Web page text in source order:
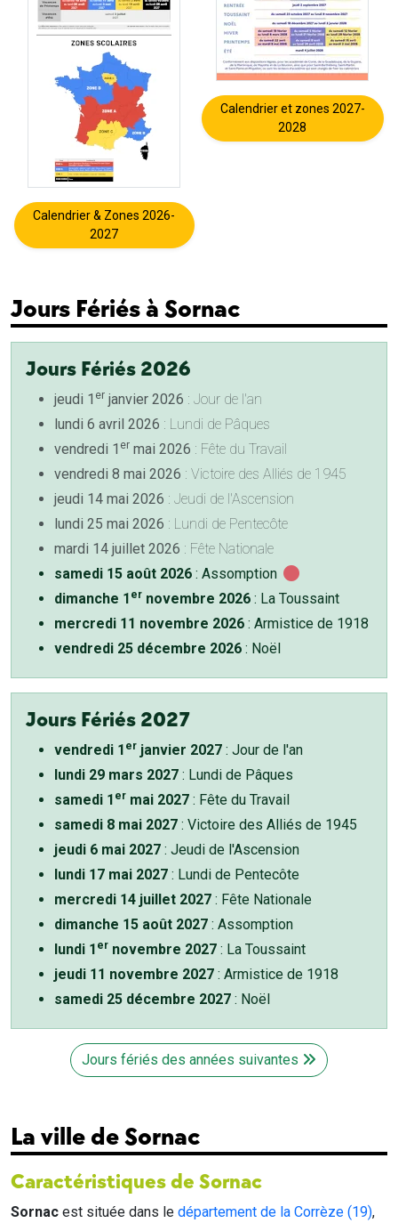
Calendrier & Zones 2026-
2027
Calendrier et zones 2027-
2028
Jours Fériés à Sornac
Jours Fériés 2026
jeudi 1 er janvier 2026 : Jour de l'an
lundi 6 avril 2026 : Lundi de Pâques
vendredi 1 er mai 2026 : Fête du Travail
vendredi 8 mai 2026 : Victoire des Alliés de 1945
jeudi 14 mai 2026 : Jeudi de l'Ascension
lundi 25 mai 2026 : Lundi de Pentecôte
mardi 14 juillet 2026 : Fête Nationale
samedi 15 août 2026 : Assomption
dimanche 1 er novembre 2026 : La Toussaint
mercredi 11 novembre 2026 : Armistice de 1918
vendredi 25 décembre 2026 : Noël
Jours Fériés 2027
vendredi 1 er janvier 2027 : Jour de l'an
lundi 29 mars 2027 : Lundi de Pâques
samedi 1 er mai 2027 : Fête du Travail
samedi 8 mai 2027 : Victoire des Alliés de 1945
jeudi 6 mai 2027 : Jeudi de l'Ascension
lundi 17 mai 2027 : Lundi de Pentecôte
mercredi 14 juillet 2027 : Fête Nationale
dimanche 15 août 2027 : Assomption
lundi 1 er novembre 2027 : La Toussaint
jeudi 11 novembre 2027 : Armistice de 1918
samedi 25 décembre 2027 : Noël
Jours fériés des années suivantes
La ville de Sornac
Caractéristiques de Sornac
Sornac est située dans le département de la Corrèze (19),